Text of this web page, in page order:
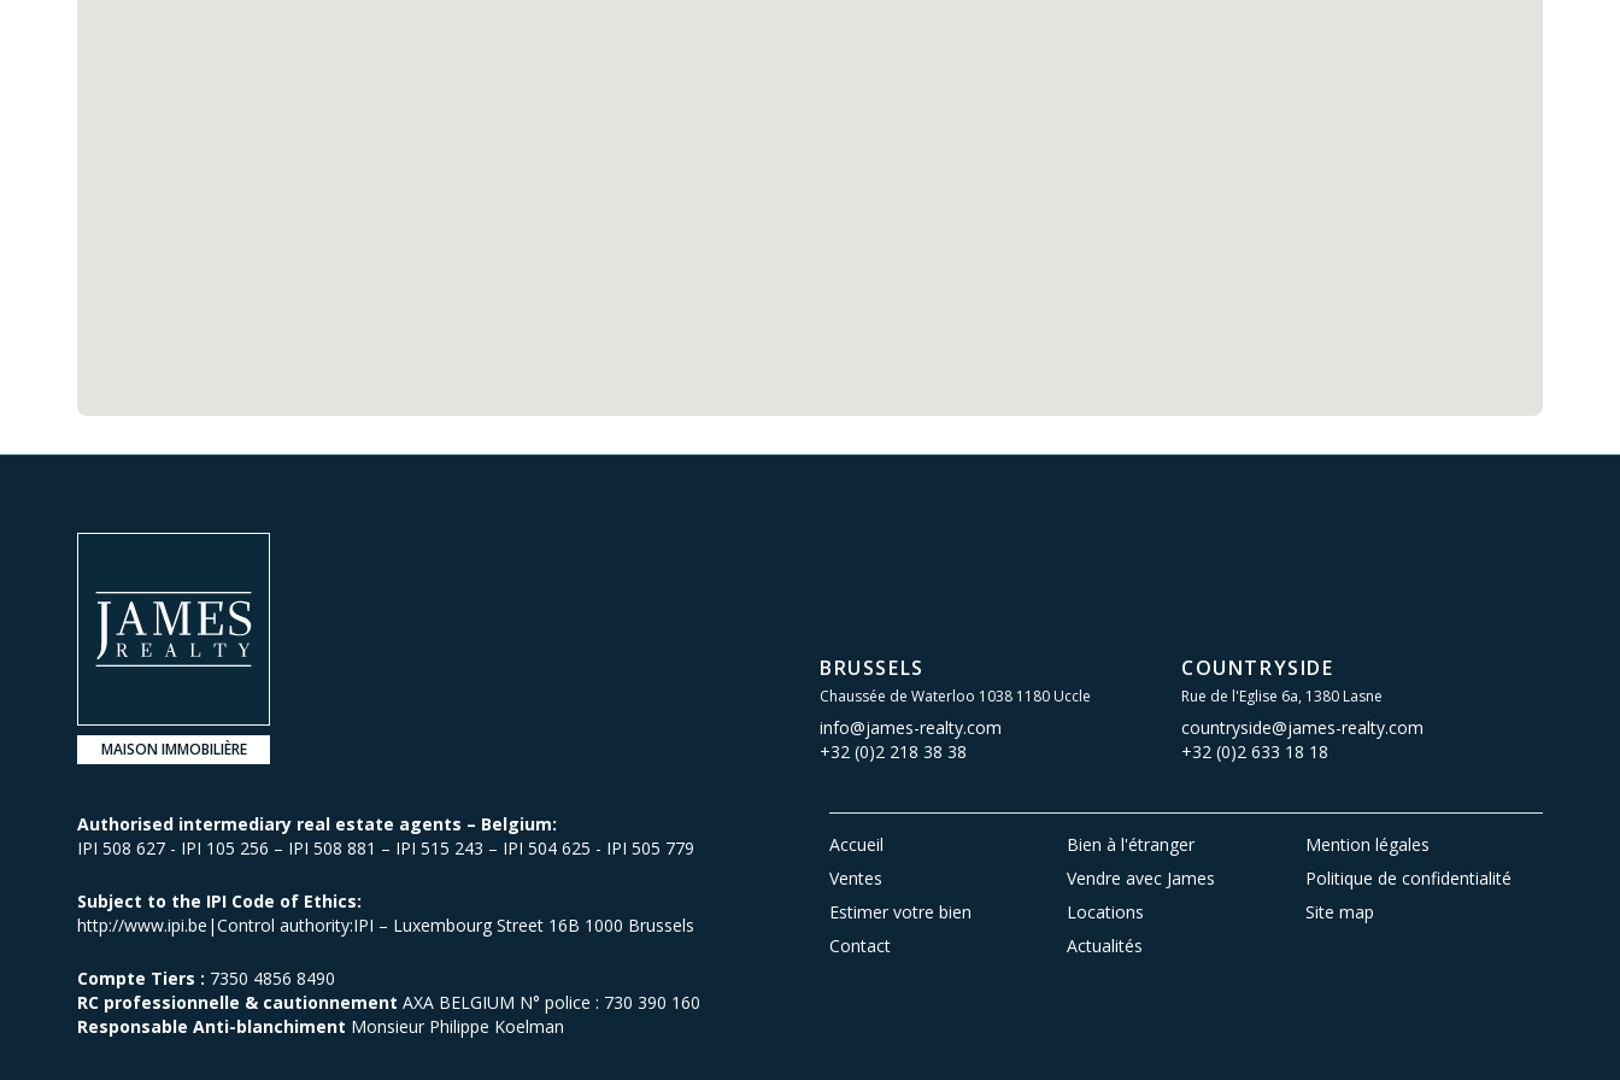
MAISON IMMOBILIÈRE
BRUSSELS
Chaussée de Waterloo 1038 1180 Uccle
info@james-realty.com
+32 (0)2 218 38 38
COUNTRYSIDE
Rue de l'Eglise 6a, 1380 Lasne
countryside@james-realty.com
+32 (0)2 633 18 18
Authorised intermediary real estate agents – Belgium:
IPI 508 627 - IPI 105 256 – IPI 508 881 – IPI 515 243 – IPI 504 625 - IPI 505 779
Subject to the IPI Code of Ethics:
http://www.ipi.be|Control authority:IPI – Luxembourg Street 16B 1000 Brussels
Compte Tiers : 7350 4856 8490
RC professionnelle & cautionnement AXA BELGIUM N° police : 730 390 160
Responsable Anti-blanchiment Monsieur Philippe Koelman
Accueil Bien à l'étranger
Mention légales
Ventes
Vendre avec James
Politique de confidentialité
Estimer votre bien
Locations
Site map
Contact
Actualités